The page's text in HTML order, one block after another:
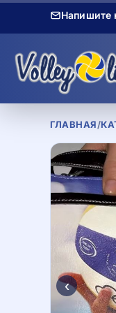
Напишите
ГЛАВНАЯ/
‹